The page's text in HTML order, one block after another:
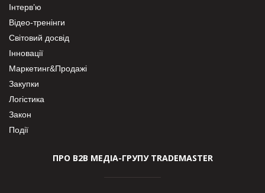
Інтерв’ю
Відео-тренінги
Світовий досвід
Інновації
Маркетинг&Продажі
Закупки
Логістика
Закон
Події
ПРО В2В МЕДІА-ГРУПУ TRADEMASTER